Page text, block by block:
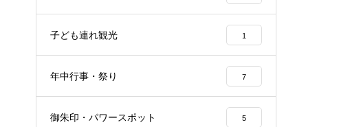
子ども連れ観光 1
年中行事・祭り 7
御朱印・パワースポット 5